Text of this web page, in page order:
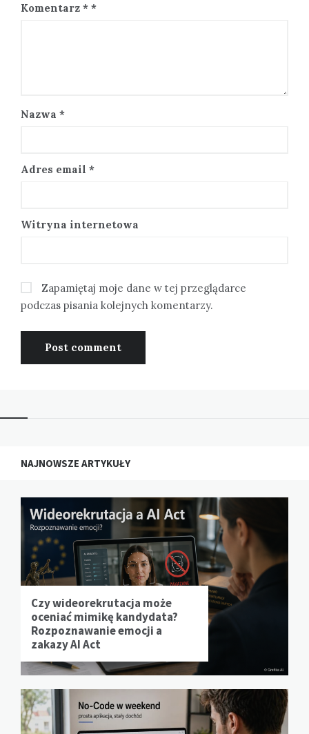
Komentarz *
Nazwa *
Adres email *
Witryna internetowa
Zapamiętaj moje dane w tej przeglądarce
podczas pisania kolejnych komentarzy.
NAJNOWSZE ARTYKUŁY
Czy wideorekrutacja może
oceniać mimikę kandydata?
Rozpoznawanie emocji a
zakazy AI Act